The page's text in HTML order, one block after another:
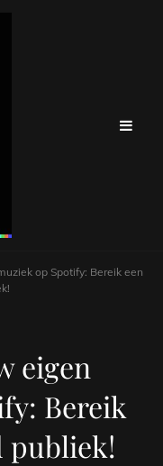
op Spotify: Bereik een
eigen
Bereik
publiek!